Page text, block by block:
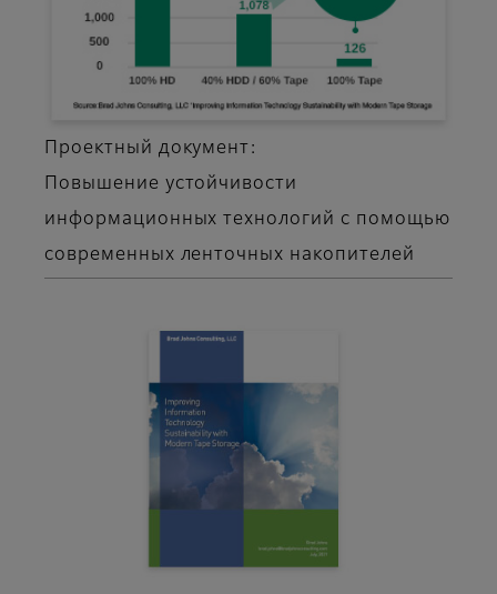
Проектный документ:
Повышение устойчивости
информационных технологий с помощью
современных ленточных накопителей